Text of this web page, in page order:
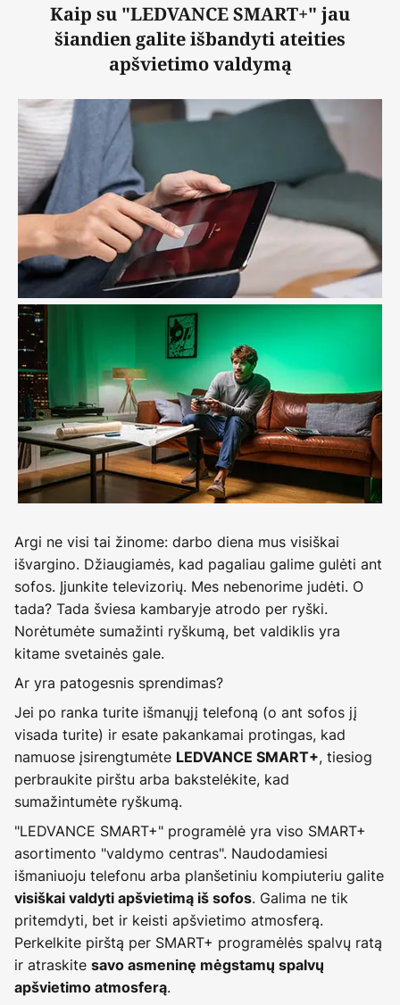
Kaip su "LEDVANCE SMART+" jau
šiandien galite išbandyti ateities
apšvietimo valdymą
Argi ne visi tai žinome: darbo diena mus visiškai
išvargino. Džiaugiamės, kad pagaliau galime gulėti ant
sofos. Įjunkite televizorių. Mes nebenorime judėti. O
tada? Tada šviesa kambaryje atrodo per ryški.
Norėtumėte sumažinti ryškumą, bet valdiklis yra
kitame svetainės gale.
Ar yra patogesnis sprendimas?
Jei po ranka turite išmanųjį telefoną (o ant sofos jį
visada turite) ir esate pakankamai protingas, kad
namuose įsirengtumėte LEDVANCE SMART+, tiesiog
perbraukite pirštu arba bakstelėkite, kad
sumažintumėte ryškumą.
"LEDVANCE SMART+" programėlė yra viso SMART+
asortimento "valdymo centras". Naudodamiesi
išmaniuoju telefonu arba planšetiniu kompiuteriu galite
visiškai valdyti apšvietimą iš sofos. Galima ne tik
pritemdyti, bet ir keisti apšvietimo atmosferą.
Perkelkite pirštą per SMART+ programėlės spalvų ratą
ir atraskite savo asmeninę mėgstamų spalvų
apšvietimo atmosferą.